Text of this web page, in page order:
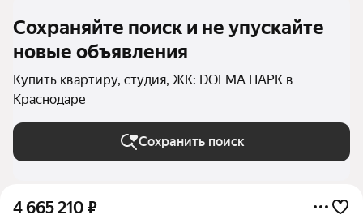
Сохраняйте поиск и не упускайте
новые объявления
Купить квартиру, студия, ЖК: DОГМА ПАРК в
Краснодаре
Сохранить поиск
4 665 210 ₽